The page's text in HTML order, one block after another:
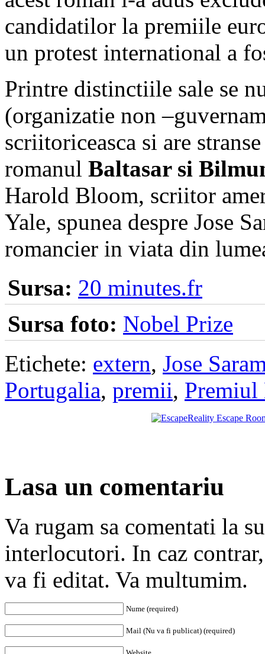
candidatilor la premiile
un protest international a
Printre distinctiile sale se
(organizatie non
scriitoriceasca si are
romanul Baltasar si
Harold Bloom, scriitor
Yale, spunea despre Jose
romancier in viata din
Sursa: 20 minutes.fr
Sursa foto: Nobel Prize
Etichete: extern, Jose
Portugalia, premii, Premiul
Lasa un comentariu
Va rugam sa comentati la
interlocutori. In caz
va fi editat. Va multumim.
Nume (required)
Mail (Nu va fi publicat) (required)
Website